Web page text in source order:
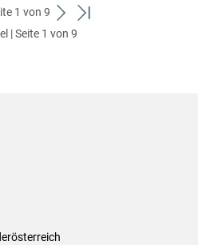
1 von 9
weiter
zum
zum
| Seite 1 von 9